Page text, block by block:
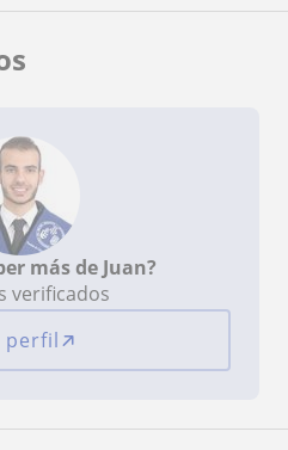
más de Juan?
verificados
perfil